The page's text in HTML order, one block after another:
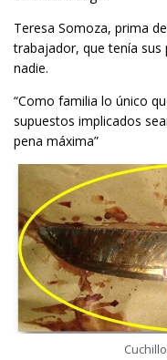
Teresa Somoza, prima
trabajador, que tenía
nadie.
“Como familia lo único
supuestos implicados
pena máxima”